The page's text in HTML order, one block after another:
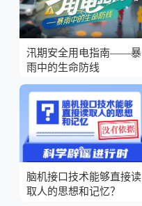
汛期安全用电指南——暴
雨中的生命防线
脑机接口技术能够直接读
取人的思想和记忆？